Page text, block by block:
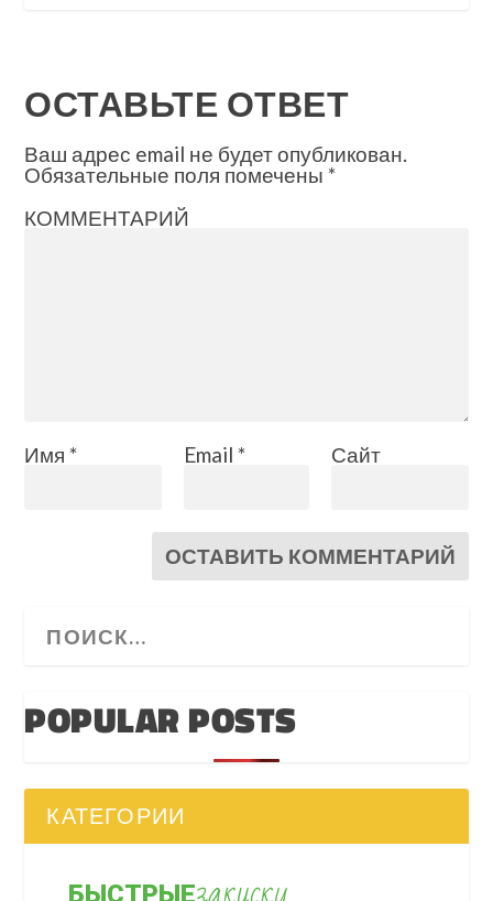
ОСТАВЬТЕ ОТВЕТ
Ваш адрес email не будет опубликован.
Обязательные поля помечены*
КОММЕНТАРИЙ
Имя* Email * Сайт
POPULAR POSTS
КАТЕГОРИИ
БЫСТРЫЕ